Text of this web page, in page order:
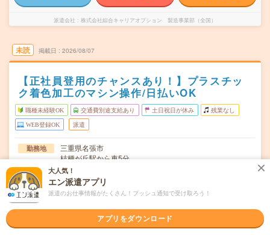
派遣会社 株式会社綜合キャリアオプション 製造事業部（全国）
未読 掲載日 2026/08/07
【正社員登用のチャンスあり！】プラスチッ
ク着色加工のマシン操作/日払いOK
職種未経験OK 交通費別途支給あり 土日祝日が休み 残業なし
WEB登録OK 派遣
勤務地
三重県名張市
桔梗が丘駅から車5分
曜日頻度 月～金
時間
(2交替)8:00～19:00、20:00～翌7:00 ※1ヶ月単位の変形
労働制
期間 長期でお仕事できる方、大歓迎！
大人気！
エン派遣アプリ
派遣のお仕事情報がたくさん！プッシュ通知で受け取ろう！
アプリをダウンロード